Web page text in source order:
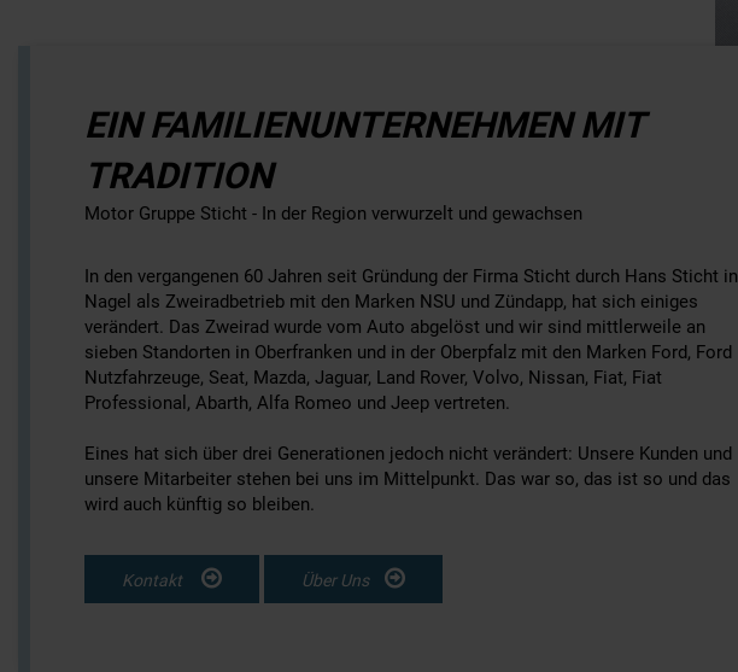
EIN FAMILIENUNTERNEHMEN MIT
TRADITION
Motor Gruppe Sticht - In der Region verwurzelt und gewachsen
In den vergangenen 60 Jahren seit Gründung der Firma Sticht durch Hans Sticht in
Nagel als Zweiradbetrieb mit den Marken NSU und Zündapp, hat sich einiges
verändert. Das Zweirad wurde vom Auto abgelöst und wir sind mittlerweile an
sieben Standorten in Oberfranken und in der Oberpfalz mit den Marken Ford, Ford
Nutzfahrzeuge, Seat, Mazda, Jaguar, Land Rover, Volvo, Nissan, Fiat, Fiat
Professional, Abarth, Alfa Romeo und Jeep vertreten.
Eines hat sich über drei Generationen jedoch nicht verändert: Unsere Kunden und
unsere Mitarbeiter stehen bei uns im Mittelpunkt. Das war so, das ist so und das
wird auch künftig so bleiben.
Kontakt Über Uns